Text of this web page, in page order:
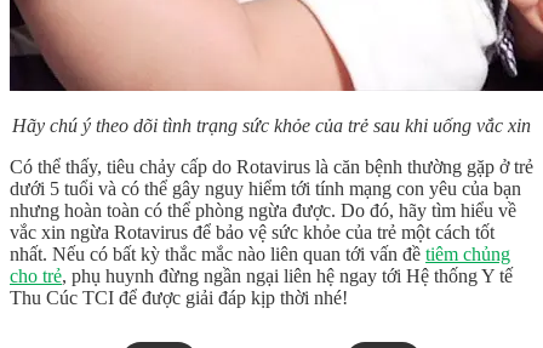
Hãy chú ý theo dõi tình trạng sức khỏe của trẻ sau khi uống vắc xin
Có thể thấy, tiêu chảy cấp do Rotavirus là căn bệnh thường gặp ở trẻ
dưới 5 tuổi và có thể gây nguy hiểm tới tính mạng con yêu của bạn
nhưng hoàn toàn có thể phòng ngừa được. Do đó, hãy tìm hiểu về
vắc xin ngừa Rotavirus để bảo vệ sức khỏe của trẻ một cách tốt
nhất. Nếu có bất kỳ thắc mắc nào liên quan tới vấn đề tiêm chủng
cho trẻ, phụ huynh đừng ngần ngại liên hệ ngay tới Hệ thống Y tế
Thu Cúc TCI để được giải đáp kịp thời nhé!